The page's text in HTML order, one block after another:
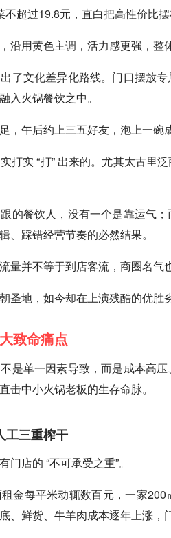
超过19.8元，直白把高性价比摆
沿用黄色主调，活力感更强，整
了文化差异化路线。门口摆放
入火锅餐饮之中。
，午后约上三五好友，泡上一碗
打实 “打” 出来的。尤其太古里
的餐饮人，没有一个是靠运气
、踩错经营节奏的必然结果。
量并不等于到店客流，商圈名气
圣地，如今却在上演残酷的优胜
致命痛点
是单一因素导致，而是成本高
击中小火锅老板的生存命脉。
工三重榨干
店的 “不可承受之重”。
金每平米动辄数百元，一家
、鲜货、牛羊肉成本逐年上涨，